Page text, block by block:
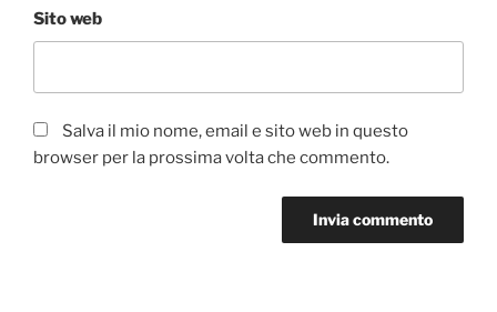
Sito web
Salva il mio nome, email e sito web in questo
browser per la prossima volta che commento.